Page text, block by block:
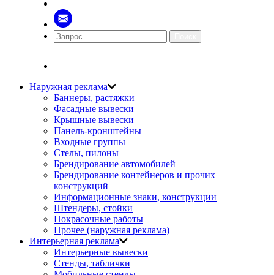
Наружная реклама
Баннеры, растяжки
Фасадные вывески
Крышные вывески
Панель-кронштейны
Входные группы
Стелы, пилоны
Брендирование автомобилей
Брендирование контейнеров и прочих
конструкций
Информационные знаки, конструкции
Штендеры, стойки
Покрасочные работы
Прочее (наружная реклама)
Интерьерная реклама
Интерьерные вывески
Стенды, таблички